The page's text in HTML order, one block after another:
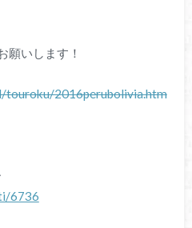
願いします！
2016perubolivia.htm
6736